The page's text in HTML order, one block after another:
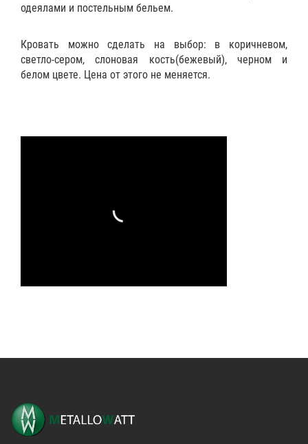
одеялами и постельным бельем.
Кровать можно сделать на выбор: в коричневом,
светло-сером, слоновая кость(бежевый), черном и
белом цвете. Цена от этого не меняется.